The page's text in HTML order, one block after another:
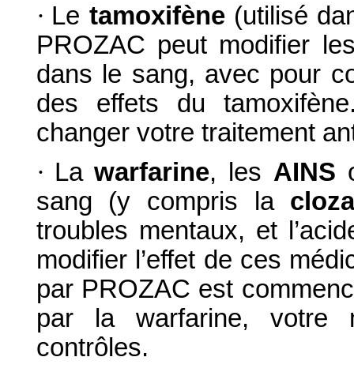
· Le tamoxifène(utilisé
PROZAC peut modifier
dans le sang, avec pour
des effets du
changer votre traitement
· Lawarfarine, les AINS
sang (y compris la
troubles mentaux, et
modifier l’effet de ces
par PROZAC est
par la warfarine, votre
contrôles.